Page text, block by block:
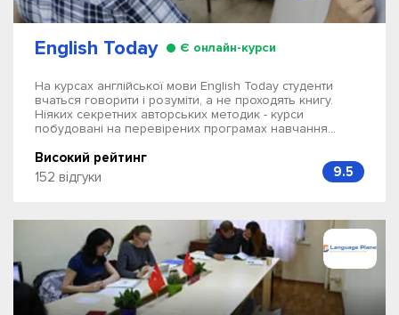
English Today Є онлайн-курси
На курсах англійської мови English Today студенти
вчаться говорити і розуміти, а не проходять книгу.
Ніяких секретних авторських методик - курси
побудовані на перевірених програмах навчання...
Високий рейтинг
152 відгуки
9.5